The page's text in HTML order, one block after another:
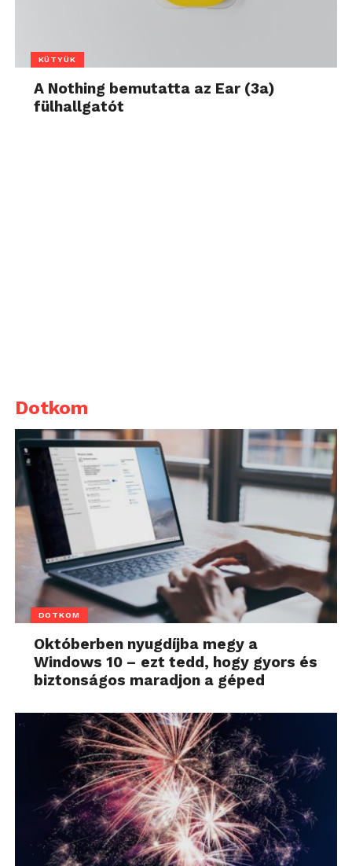
KÜTYÜK
A Nothing bemutatta az Ear (3a)
fülhallgatót
Dotkom
DOTKOM
Októberben nyugdíjba megy a
Windows 10 – ezt tedd, hogy gyors és
biztonságos maradjon a géped